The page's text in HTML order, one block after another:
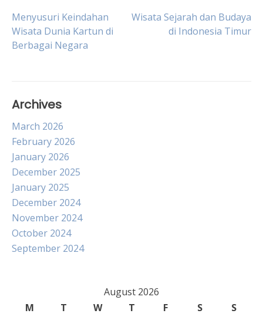
Post
navigation
Menyusuri Keindahan
Wisata Dunia Kartun di
Berbagai Negara
Wisata Sejarah dan Budaya
di Indonesia Timur
Archives
March 2026
February 2026
January 2026
December 2025
January 2025
December 2024
November 2024
October 2024
September 2024
August 2026
M
T W T F S
S